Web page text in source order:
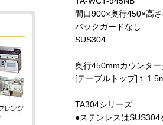
間口900×奥行450×高
バックガードなし
SUS304
奥行450mmカウンター
[テーブルトップ]
TA304シリーズ
●ステンレスはSUS304